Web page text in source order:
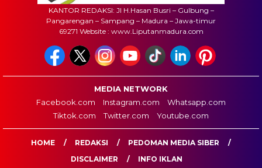
KANTOR REDAKSI: Jl H.Hasan Busri – Gulbung –
Pangarengan – Sampang – Madura – Jawa-timur
69271 Website : www.Liputanmadura.com
MEDIA NETWORK
Facebook.com
Instagram.com
Whatsapp.com
Tiktok.com
Twitter.com Youtube.com
HOME REDAKSI
PEDOMAN MEDIA SIBER
DISCLAIMER
INFO IKLAN